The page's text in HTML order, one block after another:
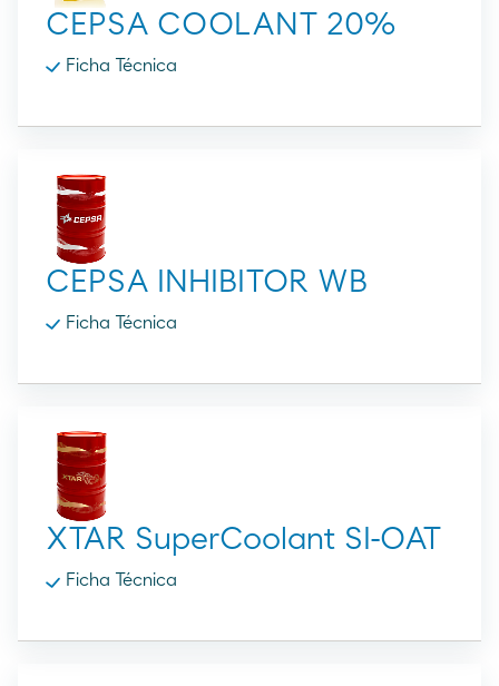
CEPSA COOLANT 20%
Ficha Técnica
CEPSA INHIBITOR WB
Ficha Técnica
XTAR SuperCoolant SI-OAT
Ficha Técnica